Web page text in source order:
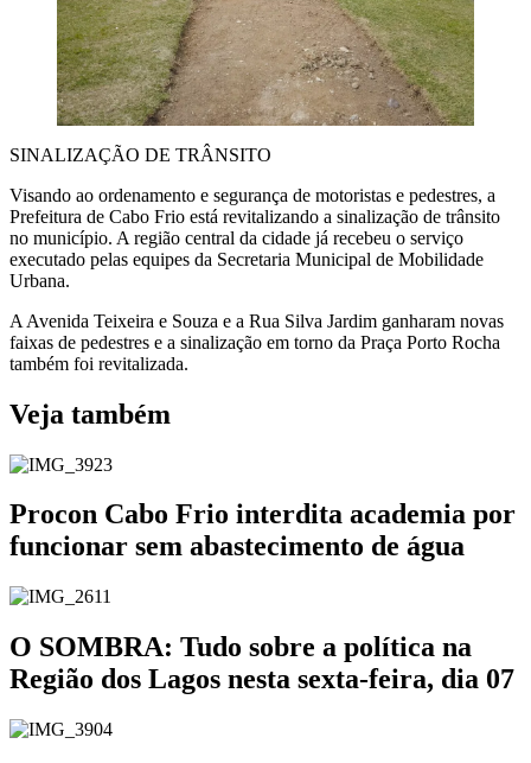
SINALIZAÇÃO DE TRÂNSITO
Visando ao ordenamento e segurança de motoristas e pedestres, a
Prefeitura de Cabo Frio está revitalizando a sinalização de trânsito
no município. A região central da cidade já recebeu o serviço
executado pelas equipes da Secretaria Municipal de Mobilidade
Urbana.
A Avenida Teixeira e Souza e a Rua Silva Jardim ganharam novas
faixas de pedestres e a sinalização em torno da Praça Porto Rocha
também foi revitalizada.
Veja também
Procon Cabo Frio interdita academia por
funcionar sem abastecimento de água
O SOMBRA: Tudo sobre a política na
Região dos Lagos nesta sexta-feira, dia 07